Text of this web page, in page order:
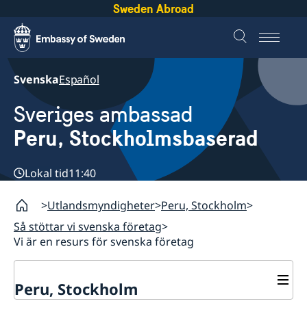
Sweden Abroad
SvenskaEspañol
Sveriges ambassad
Peru, Stockholmsbaserad
Lokal tid11:40
Utlandsmyndigheter Peru, Stockholm
Så stöttar vi svenska företag
Vi är en resurs för svenska företag
Peru, Stockholm